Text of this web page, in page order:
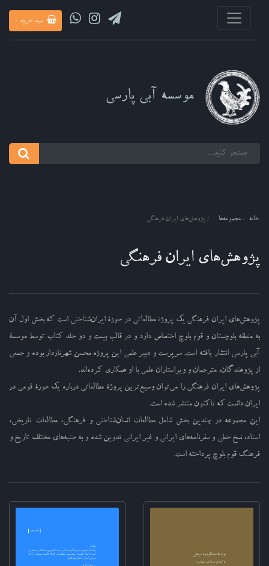
سبد خرید 0
موسسه آبی پارسی
خانه مجموعه‌ها پژوهش‌های ایران فرهنگی
پژوهش‌های ایران فرهنگی
پژوهش‌های ایران فرهنگی یک پروژهٔ مطالعاتی در حوزۀ ایران‌شناختی است که بخش اول آن
به منطقه بلوچستان و قوم بلوچ اختصاص دارد و در قالب بیست و دو جلد کتاب توسط موسسۀ
آبی پارسی انتشار یافته است. سرپرست و دبیر علمی این پروژه محسن شهرنازدار بوده و جمعی
از پژوهندگان، مترجمان و ویراستاران علمی با او همکاری کرده‌اند.
پژوهش‌های ایران فرهنگی را می‌توان وسیع‌ترین پروژۀ مطالعاتی درباره یک حوزۀ قومی در
ایران دانست که تاکنون منتشر شده است.
این مجموعه در چندین بخش شامل مطالعات انسان‌شناختی و فرهنگی، مطالعات تاریخی،
اسناد، نسخ خطی و سفرنامه‌های ایرانی و غیر ایرانی تدوین شده و به جنبه‌های مختلف تاریخ و
فرهنگ قوم بلوچ پرداخته است.